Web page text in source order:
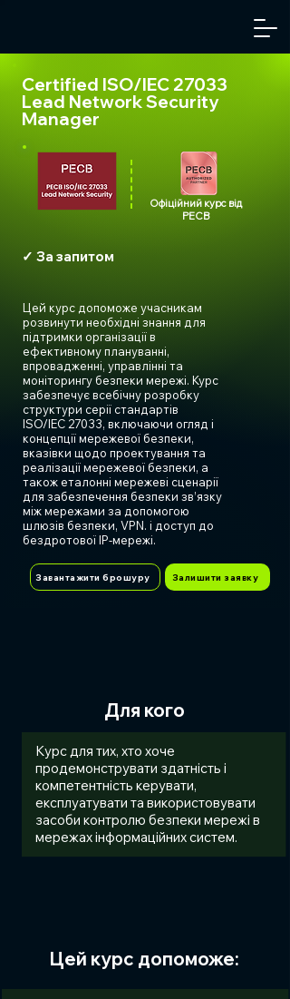
Certified ISO/IEC 27033
Lead Network Security
Manager
Офіційний курс від
PECB
✓ За запитом
Цей курс допоможе учасникам
розвинути необхідні знання для
підтримки організації в
ефективному плануванні,
впровадженні, управлінні та
моніторингу безпеки мережі. Курс
забезпечує всебічну розробку
структури серії стандартів
ISO/IEC 27033, включаючи огляд і
концепції мережевої безпеки,
вказівки щодо проектування та
реалізації мережевої безпеки, а
також еталонні мережеві сценарії
для забезпечення безпеки зв’язку
між мережами за допомогою
шлюзів безпеки, VPN. і доступ до
бездротової IP-мережі.
Завантажити брошуру Залишити заявку
Для кого
Курс для тих, хто хоче
продемонструвати здатність і
компетентність керувати,
експлуатувати та використовувати
засоби контролю безпеки мережі в
мережах інформаційних систем.
Цей курс допоможе: